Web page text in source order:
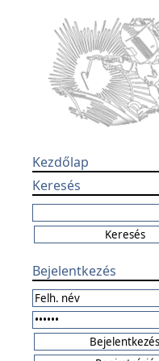
Kezdőlap
Keresés
Bejelentkezés